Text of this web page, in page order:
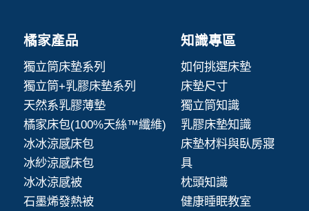
橘家產品
獨立筒床墊系列
獨立筒+乳膠床墊系列
天然系乳膠薄墊
橘家床包(100%天絲™纖維)
冰冰涼感床包
冰紗涼感床包
冰冰涼感被
石墨烯發熱被
知識專區
如何挑選床墊
床墊尺寸
獨立筒知識
乳膠床墊知識
床墊材料與臥房寢
具
枕頭知識
健康睡眠教室